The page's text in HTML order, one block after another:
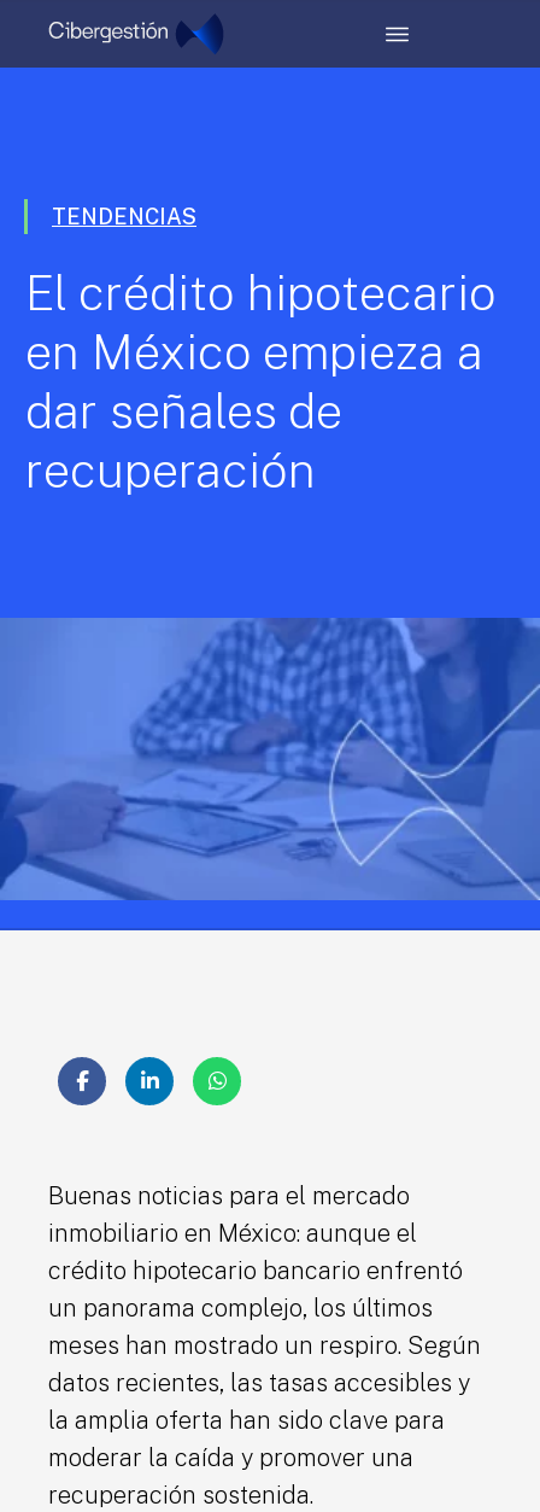
TENDENCIAS
El crédito hipotecario
en México empieza a
dar señales de
recuperación
Buenas noticias para el mercado
inmobiliario en México: aunque el
crédito hipotecario bancario enfrentó
un panorama complejo, los últimos
meses han mostrado un respiro. Según
datos recientes, las tasas accesibles y
la amplia oferta han sido clave para
moderar la caída y promover una
recuperación sostenida.